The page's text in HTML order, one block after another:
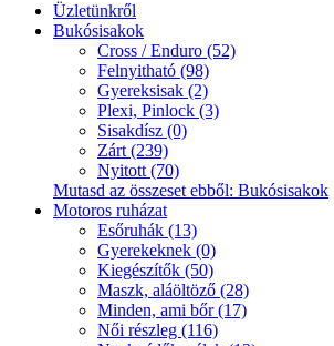
Üzletünkről
Bukósisakok
Cross / Enduro (52)
Felnyitható (98)
Gyereksisak (2)
Plexi, Pinlock (3)
Sisakdísz (0)
Zárt (239)
Nyitott (70)
Mutasd az összeset ebből: Bukósisakok
Motoros ruházat
Esőruhák (13)
Gyerekeknek (0)
Kiegészítők (50)
Maszk, aláöltöző (28)
Minden, ami bőr (17)
Női részleg (116)